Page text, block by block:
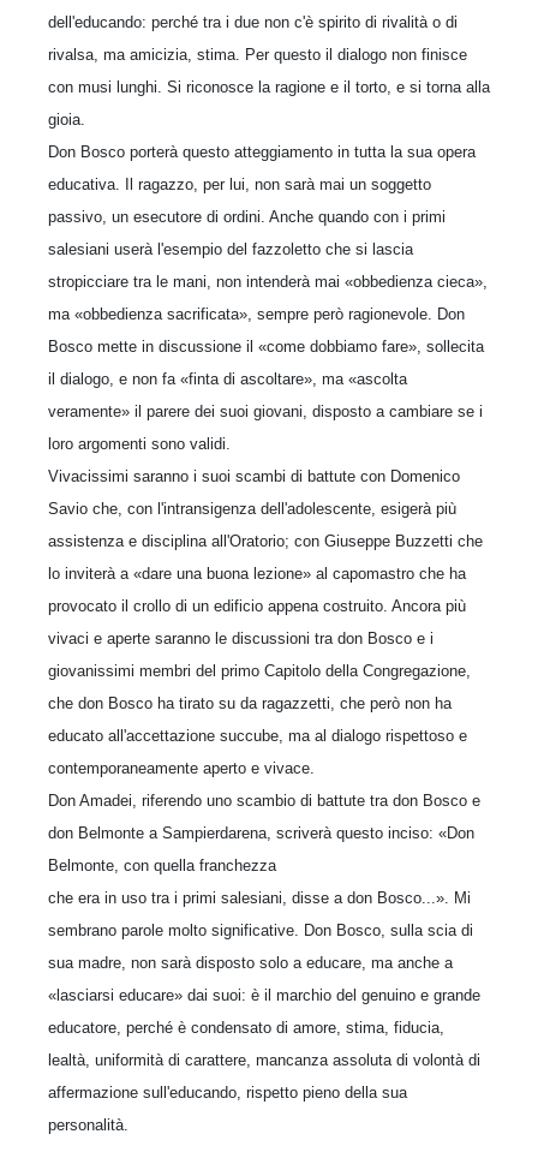
dell'educando: perché tra i due non c'è spirito di ri­valità o di
rivalsa, ma amicizia, stima. Per questo il dialogo non finisce
con musi lunghi. Si riconosce la ragione e il torto, e si torna alla
gioia.
Don Bosco porterà questo atteggiamento in tutta la sua opera
educativa. Il ragaz­zo, per lui, non sarà mai un soggetto
passivo, un esecutore di ordini. Anche quan­do con i primi
salesiani userà l'esempio del fazzoletto che si lascia
stropicciare tra le mani, non intenderà mai «obbedienza cieca»,
ma «obbedienza sacrificata», sempre però ragionevole. Don
Bosco mette in discussione il «come dobbiamo fare», sollecita
il dialogo, e non fa «finta di ascoltare», ma «ascolta
veramente» il parere dei suoi giovani, disposto a cambiare se i
loro argomenti sono validi.
Vivacissimi saranno i suoi scambi di battute con Domenico
Savio che, con l'intran­sigenza dell'adolescente, esigerà più
assistenza e disciplina all'Oratorio; con Giu­seppe Buzzetti che
lo inviterà a «dare una buona lezione» al capomastro che ha
provocato il crollo di un edificio appena costruito. Ancora più
vivaci e aperte saranno le discussioni tra don Bosco e i
giovanissimi membri del primo Capitolo della Congregazione,
che don Bosco ha tirato su da ragazzetti, che però non ha
educato all'accettazione succube, ma al dialogo rispettoso e
contemporaneamente aperto e vivace.
Don Amadei, riferendo uno scambio di battute tra don Bosco e
don Belmonte a Sampierdarena, scriverà questo inciso: «Don
Belmonte, con quella franchezza
che era in uso tra i primi salesiani, disse a don Bosco...». Mi
sembrano parole molto significative. Don Bosco, sulla scia di
sua madre, non sarà disposto solo a educare, ma anche a
«lasciarsi educare» dai suoi: è il marchio del genuino e grande
educatore, perché è condensato di amore, stima, fiducia,
lealtà, uniformità di carattere, mancanza assoluta di volontà di
affermazione sull'educando, rispetto pieno della sua
personalità.